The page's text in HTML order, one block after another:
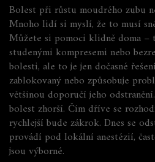
Bolest při růstu moudrého zubu
Mnoho lidí si myslí, že to musí
Můžete si pomoci klidně doma
studenými kompresemi nebo
bolesti, ale to je jen dočasné
zablokovaný nebo způsobuje
většinou doporučí jeho
bolest zhorší. Čím dříve se
rychlejší bude zákrok. Dnes se
provádí pod lokální anestézií,
jsou výborné.